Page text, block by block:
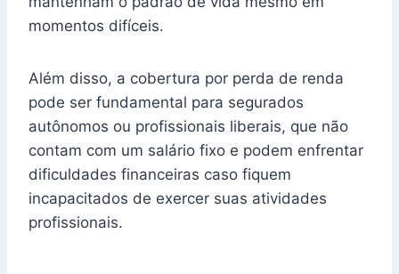
momentos difíceis.
Além disso, a cobertura por perda de renda
pode ser fundamental para segurados
autônomos ou profissionais liberais, que não
contam com um salário fixo e podem enfrentar
dificuldades financeiras caso fiquem
incapacitados de exercer suas atividades
profissionais.